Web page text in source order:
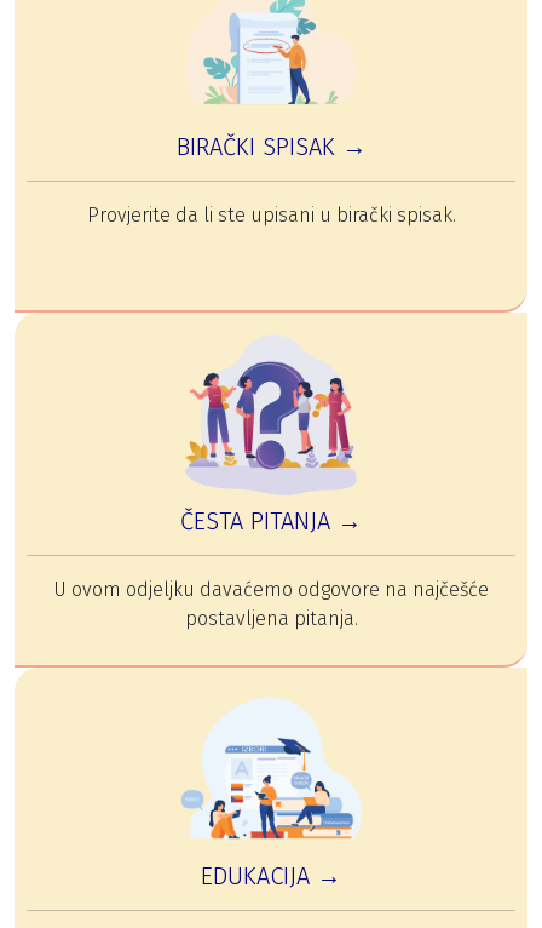
BIRAČKI SPISAK →
Provjerite da li ste upisani u birački spisak.
ČESTA PITANJA →
U ovom odjeljku davaćemo odgovore na najčešće
postavljena pitanja.
EDUKACIJA →